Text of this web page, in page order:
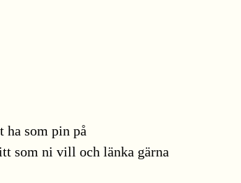
ha som pin på
som ni vill och länka gärna